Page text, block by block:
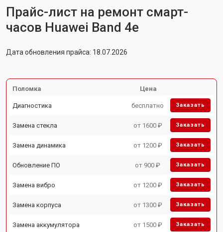
Прайс-лист на ремонт смарт-
часов Huawei Band 4e
Дата обновления прайса: 18.07.2026
Поломка Цена
Диагностика бесплатно Заказать
Замена стекла от 1600 ₽ Заказать
Замена динамика от 1200 ₽ Заказать
Обновление ПО от 900 ₽ Заказать
Замена вибро от 1200 ₽ Заказать
Замена корпуса от 1300 ₽ Заказать
Замена аккумулятора от 1500 ₽ Заказать